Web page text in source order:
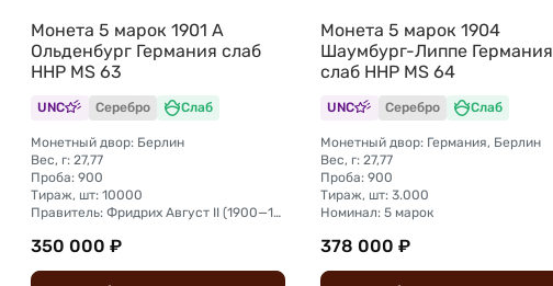
Монета 5 марок 1901 A
Ольденбург Германия слаб
ННР MS 63
UNC Серебро Слаб
Монетный двор: Берлин
Вес, г: 27,77
Проба: 900
Тираж, шт: 10000
Правитель: Фридрих Август II (1900—1918)
350 000 ₽
Монета 5 марок 1904
Шаумбург-Липпе Германия
слаб ННР MS 64
UNC Серебро Слаб
Монетный двор: Германия, Берлин
Вес, г: 27,77
Проба: 900
Тираж, шт: 3.000
Номинал: 5 марок
378 000 ₽